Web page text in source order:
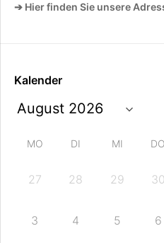
➔ Hier finden Sie unsere
Kalender
MO DI MI DO
27 28 29 30
3 4 5 6